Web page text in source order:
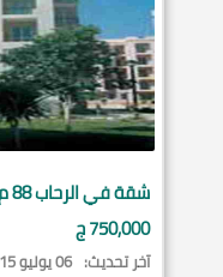
شقة فيالرحاب88 م
750,000 ج
آخر تحديث: 06 يوليو 2015